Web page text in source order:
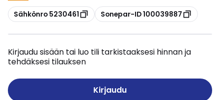
Kopioi
Sähkönro 5230461 Kopioi
Sonepar-ID 100039887
Kirjaudu sisään tai luo tili tarkistaaksesi hinnan ja
tehdäksesi tilauksen
Kirjaudu